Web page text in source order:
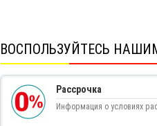
ВОСПОЛЬЗУЙТЕСЬ
Рассрочка
Информация о условиях